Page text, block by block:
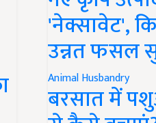
'नेक्सावेट',
उन्नत फसल
Animal Husbandry
बरसात में